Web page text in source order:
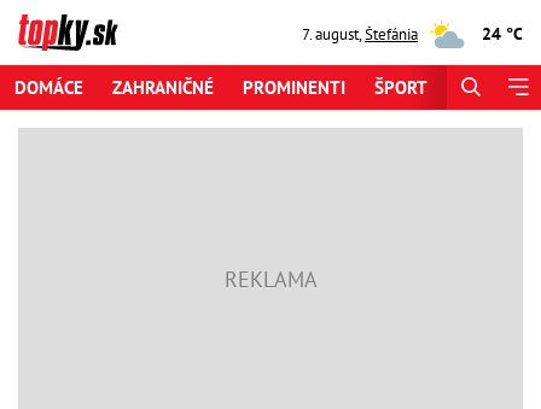
7. august,Štefánia 24 °C
DOMÁCE ZAHRANIČNÉ PROMINENTI ŠPORT